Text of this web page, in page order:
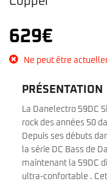
629€
Ne peut être
PRÉSENTATION
La Danelectro 59DC
rock des années 50
Depuis ses débuts
la série DC Bass de
maintenant la 59DC
ultra-confortable .